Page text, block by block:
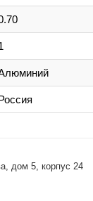
дом 5, корпус 24